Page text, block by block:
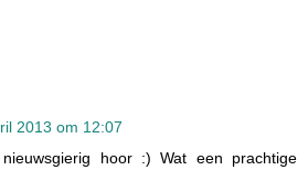
2013 om 12:07
hoor :) Wat een prachtige